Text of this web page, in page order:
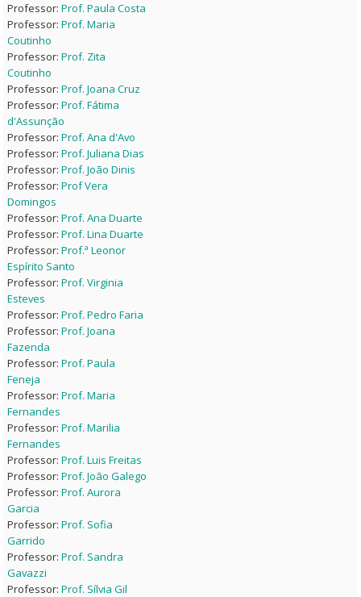
Professor:Prof. Paula Costa
Professor:Prof. Maria
Coutinho
Professor:Prof. Zita
Coutinho
Professor:Prof. Joana Cruz
Professor:Prof. Fátima
d'Assunção
Professor:Prof. Ana d'Avo
Professor:Prof. Juliana Dias
Professor:Prof. João Dinis
Professor:Prof Vera
Domingos
Professor:Prof. Ana Duarte
Professor:Prof. Lina Duarte
Professor:Prof.ª Leonor
Espírito Santo
Professor:Prof. Virginia
Esteves
Professor:Prof. Pedro Faria
Professor:Prof. Joana
Fazenda
Professor:Prof. Paula
Feneja
Professor:Prof. Maria
Fernandes
Professor:Prof. Marilia
Fernandes
Professor:Prof. Luis Freitas
Professor:Prof. João Galego
Professor:Prof. Aurora
Garcia
Professor:Prof. Sofia
Garrido
Professor:Prof. Sandra
Gavazzi
Professor:Prof. Sílvia Gil